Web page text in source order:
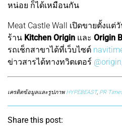
หน่อย ก็ได้เหมือนกัน
Meat Castle Wall เปิดขายตั้งแต่
ร้าน Kitchen Origin และ Origin
รถเช็กสาขาได้ที่เว็บไซต์
ข่าวสารได้ทางทวิตเตอร์
เครดิตข้อมูลและรูปภาพ HYPEBEAST, PR
Share this post: